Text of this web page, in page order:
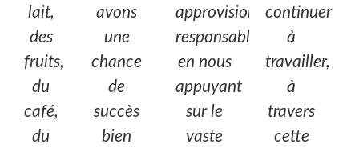
lait,
des
fruits,
du
café,
du
avons
une
chance
de
succès
bien
approvisionnement
responsable,
en nous
appuyant
sur le
vaste
continuer
à
travailler,
à
travers
cette